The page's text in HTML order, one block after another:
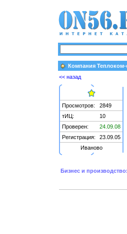
Компания Теплоком-
<< назад
Просмотров:
2849
тИЦ:
10
Проверен:
24.09.08
Регистрация:
23.09.05
Иваново
Бизнес и производство: